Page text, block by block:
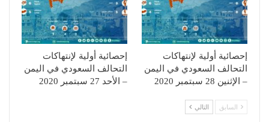
إحصائية أولية لإنتهاكات
التحالف السعودي في اليمن
– الإثنين 28 سبتمبر 2020
إحصائية أولية لإنتهاكات
التحالف السعودي في اليمن
– الأحد 27 سبتمبر 2020
السابق التالي